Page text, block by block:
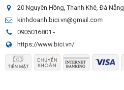
20 Nguyên Hồng, Thanh Khê, Đà Nẵng
kinhdoanh.bici.vn@gmail.com
0905016801 -
https://www.bici.vn/